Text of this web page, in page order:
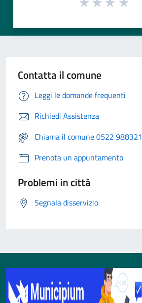
Contatta il comune
Leggi le domande frequenti
Richiedi Assistenza
Chiama il comune 0522 988321
Prenota un appuntamento
Problemi in città
Segnala disservizio